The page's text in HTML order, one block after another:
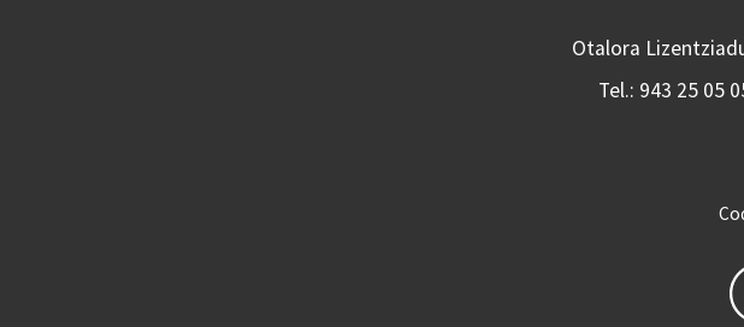
Otalora
Tel.: 943 25 05